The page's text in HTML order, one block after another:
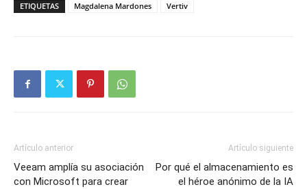
ETIQUETAS Magdalena Mardones Vertiv
Artículo anterior
Veeam amplía su asociación
con Microsoft para crear
Artículo siguiente
Por qué el almacenamiento es
el héroe anónimo de la IA